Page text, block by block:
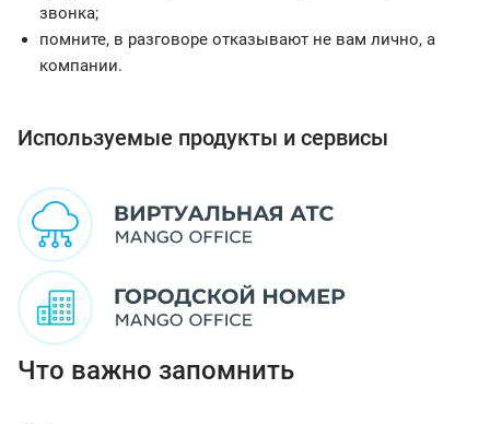
звонка;
помните, в разговоре отказывают не вам лично, а
компании.
Используемые продукты и сервисы
Что важно запомнить